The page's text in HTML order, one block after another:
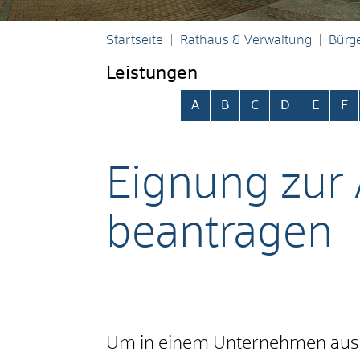
Startseite Rathaus & Verwaltung
Leistungen
Alphabetisches Register
A B C D E F
Eignung
beantragen
Um in einem Unternehmen